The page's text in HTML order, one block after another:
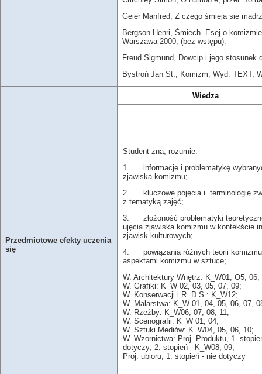
Geier Manfred, Z czego śmieją się
Bergson Henri, Śmiech. Esej o
Warszawa 2000, (bez wstępu).
Freud Sigmund, Dowcip i jego stosunek
Bystroń Jan St., Komizm, Wyd. TEXT,
Przedmiotowe efekty uczenia
się
Wiedza
Student zna, rozumie:
1. informacje i problematykę
zjawiska komizmu;
2. kluczowe pojęcia i terminologię
z tematyką zajęć;
3. złożoność problematyki
ujęcia zjawiska komizmu w kontekście
zjawisk kulturowych;
4. powiązania różnych teorii
aspektami komizmu w sztuce;
W. Architektury Wnętrz: K_W01, O5, 06,
W. Grafiki: K_W 02, 03, 05, 07, 09;
W. Konserwacji i R. D.S.: K_W12;
W. Malarstwa: K_W 01, 04, 05, 06, 07,
W. Rzeźby: K_W06, 07, 08, 11;
W. Scenografii: K_W 01, 04;
W. Sztuki Mediów: K_W04, 05, 06, 10;
W. Wzornictwa: Proj. Produktu, 1.
dotyczy; 2. stopień - K_W08, 09;
Proj. ubioru, 1. stopień - nie dotyczy